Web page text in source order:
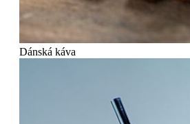
Dánská káva